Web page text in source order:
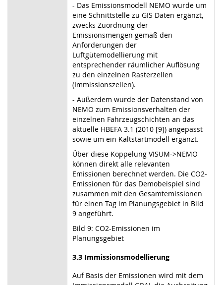
- Das Emissionsmodell NEMO wurde um
eine Schnittstelle zu GIS Daten ergänzt,
zwecks Zuordnung der
Emissionsmengen gemäß den
Anforderungen der
Luftgütemodellierung mit
entsprechender räumlicher Auflösung
zu den einzelnen Rasterzellen
(Immissionszellen).
- Außerdem wurde der Datenstand von
NEMO zum Emissionsverhalten der
einzelnen Fahrzeugschichten an das
aktuelle HBEFA 3.1 (2010 [9]) angepasst
sowie um ein Kaltstartmodell ergänzt.
Über diese Koppelung VISUM->NEMO
können direkt alle relevanten
Emissionen berechnet werden. Die CO2-
Emissionen für das Demobeispiel sind
zusammen mit den Gesamtemissionen
für einen Tag im Planungsgebiet in Bild
9 angeführt.
Bild 9: CO2-Emissionen im
Planungsgebiet
3.3 Immissionsmodellierung
Auf Basis der Emissionen wird mit dem